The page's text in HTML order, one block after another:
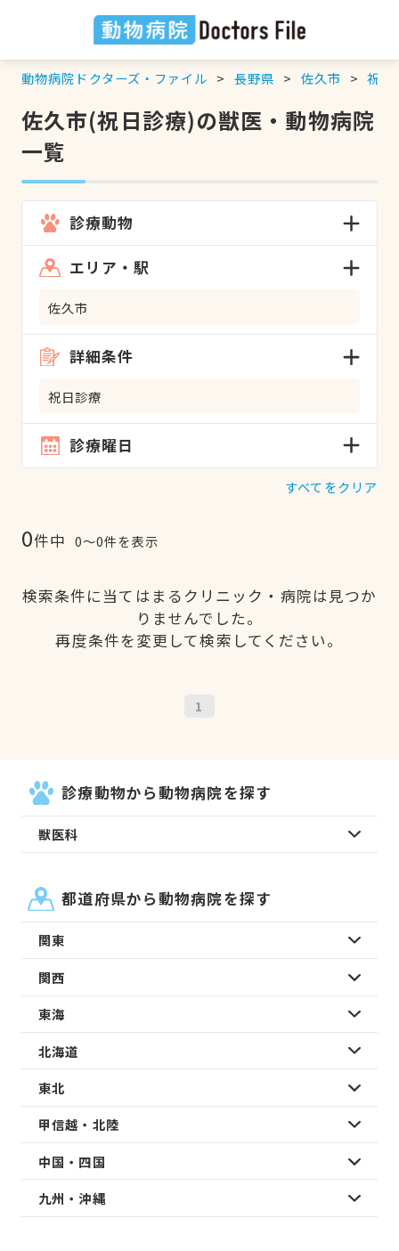
動物病院ドクターズ・ファイル 長野県 佐久市 祝日
佐久市(祝日診療)の獣医・動物病院
一覧
診療動物
エリア・駅
佐久市
詳細条件
祝日診療
診療曜日
すべてをクリア
0件中 0〜0件を表示
検索条件に当てはまるクリニック・病院は見つか
りませんでした。
再度条件を変更して検索してください。
1
診療動物から動物病院を探す
獣医科
都道府県から動物病院を探す
関東
関西
東海
北海道
東北
甲信越・北陸
中国・四国
九州・沖縄